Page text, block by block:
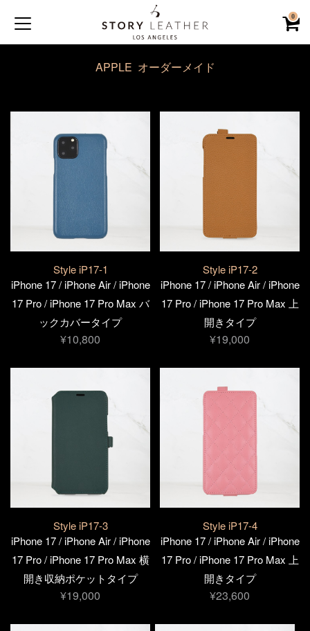
0
APPLE オーダーメイド
Style iP17-1
iPhone 17 / iPhone Air / iPhone
17 Pro / iPhone 17 Pro Max バ
ックカバータイプ
¥10,800
Style iP17-2
iPhone 17 / iPhone Air / iPhone
17 Pro / iPhone 17 Pro Max 上
開きタイプ
¥19,000
Style iP17-3
iPhone 17 / iPhone Air / iPhone
17 Pro / iPhone 17 Pro Max 横
開き収納ポケットタイプ
¥19,000
Style iP17-4
iPhone 17 / iPhone Air / iPhone
17 Pro / iPhone 17 Pro Max 上
開きタイプ
¥23,600